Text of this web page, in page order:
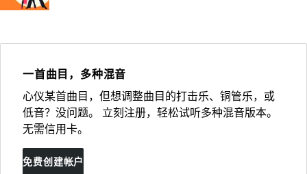
一首曲目，多种混音
心仪某首曲目，但想调整曲目的打击乐、铜管乐，或
低音？没问题。 立刻注册，轻松试听多种混音版本。
无需信用卡。
免费创建帐户